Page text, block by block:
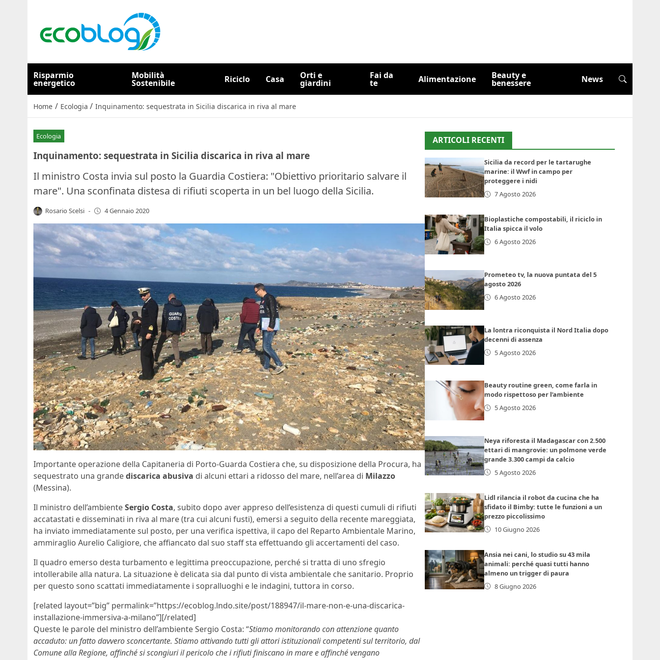
Risparmio
energetico
Mobilità
Sostenibile Riciclo Casa Orti e
giardini
Fai da
te Alimentazione Beauty e
benessere News
Home / Ecologia / Inquinamento: sequestrata in Sicilia discarica in riva al mare
Ecologia
Inquinamento: sequestrata in Sicilia discarica in riva al mare
Il ministro Costa invia sul posto la Guardia Costiera: "Obiettivo prioritario salvare il
mare". Una sconfinata distesa di rifiuti scoperta in un bel luogo della Sicilia.
Rosario Scelsi - 4 Gennaio 2020
Importante operazione della Capitaneria di Porto-Guarda Costiera che, su disposizione della Procura, ha
sequestrato una grandediscarica abusiva di alcuni ettari a ridosso del mare, nell’area di Milazzo
(Messina).
Il ministro dell’ambienteSergio Costa, subito dopo aver appreso dell’esistenza di questi cumuli di rifiuti
accatastati e disseminati in riva al mare (tra cui alcuni fusti), emersi a seguito della recente mareggiata,
ha inviato immediatamente sul posto, per una verifica ispettiva, il capo del Reparto Ambientale Marino,
ammiraglio Aurelio Caligiore, che affiancato dal suo staff sta effettuando gli accertamenti del caso.
Il quadro emerso desta turbamento e legittima preoccupazione, perché si tratta di uno sfregio
intollerabile alla natura. La situazione è delicata sia dal punto di vista ambientale che sanitario. Proprio
per questo sono scattati immediatamente i sopralluoghi e le indagini, tuttora in corso.
[related layout=”big” permalink=”https://ecoblog.lndo.site/post/188947/il-mare-non-e-una-discarica-
installazione-immersiva-a-milano”][/related]
Queste le parole del ministro dell’ambiente Sergio Costa: “Stiamo monitorando con attenzione quanto
accaduto: un fatto davvero sconcertante. Stiamo attivando tutti gli attori istituzionali competenti sul territorio, dal
Comune alla Regione, affinché si scongiuri il pericolo che i rifiuti finiscano in mare e affinché vengano
ARTICOLI RECENTI
Sicilia da record per le tartarughe
marine: il Wwf in campo per
proteggere i nidi
7 Agosto 2026
Bioplastiche compostabili, il riciclo in
Italia spicca il volo
6 Agosto 2026
Prometeo tv, la nuova puntata del 5
agosto 2026
6 Agosto 2026
La lontra riconquista il Nord Italia dopo
decenni di assenza
5 Agosto 2026
Beauty routine green, come farla in
modo rispettoso per l’ambiente
5 Agosto 2026
Neya riforesta il Madagascar con 2.500
ettari di mangrovie: un polmone verde
grande 3.300 campi da calcio
5 Agosto 2026
Lidl rilancia il robot da cucina che ha
sfidato il Bimby: tutte le funzioni a un
prezzo piccolissimo
10 Giugno 2026
Ansia nei cani, lo studio su 43 mila
animali: perché quasi tutti hanno
almeno un trigger di paura
8 Giugno 2026